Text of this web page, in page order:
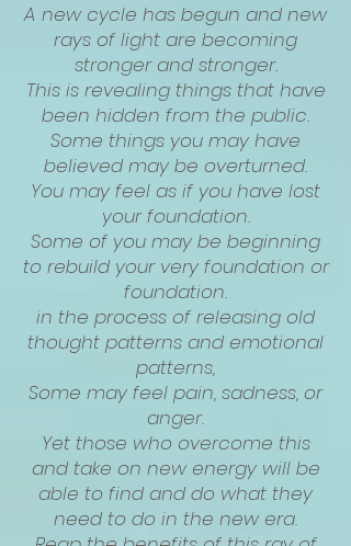
A new cycle has begun and new
rays of light are becoming
stronger and stronger.
This is revealing things that have
been hidden from the public.
Some things you may have
believed may be overturned.
You may feel as if you have lost
your foundation.
Some of you may be beginning
to rebuild your very foundation or
foundation.
in the process of releasing old
thought patterns and emotional
patterns,
Some may feel pain, sadness, or
anger.
Yet those who overcome this
and take on new energy will be
able to find and do what they
need to do in the new era.